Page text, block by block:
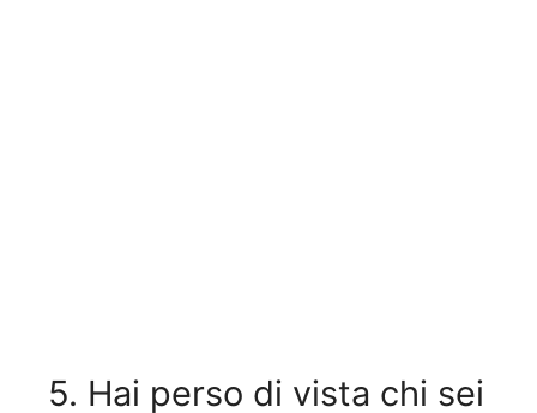
5. Hai perso di vista chi sei